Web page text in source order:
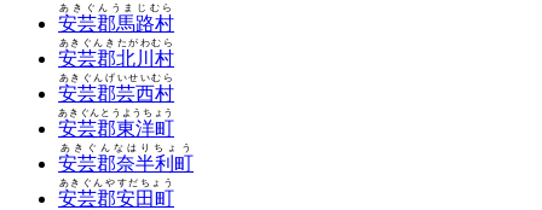
安芸郡馬路村
あきぐんうまじむら
安芸郡北川村
あきぐんきたがわむら
安芸郡芸西村
あきぐんげいせいむら
安芸郡東洋町
あきぐんとうようちょう
安芸郡奈半利町
あきぐんなはりちょう
安芸郡安田町
あきぐんやすだちょう